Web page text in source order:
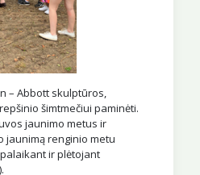
– Abbott skulptūros,
šimtmečiui paminėti.
jaunimo metus ir
jaunimą renginio metu
ir plėtojant